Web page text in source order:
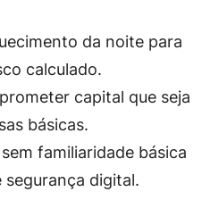
da noite para
calculado.
capital que seja
básicas.
familiaridade básica
digital.